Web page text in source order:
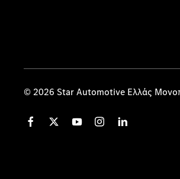
© 2026 Star Automotive Ελλάς